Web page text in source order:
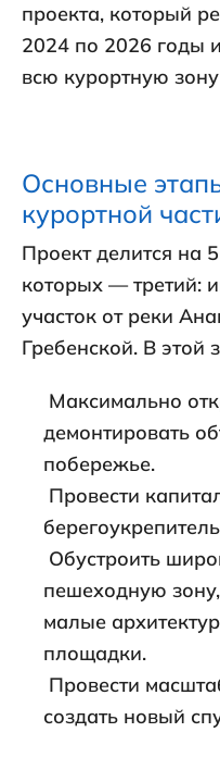
проекта, который
2024 по 2026 годы
всю курортную
Основные
курортной
Проект делится на
которых — третий:
участок от реки
Гребенской. В этой
Максимально
демонтировать
побережье.
Провести
Обустроить
пешеходную
малые
площадки.
Провести
создать новый